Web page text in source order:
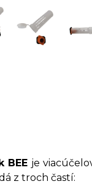
BEE je
z troch častí: